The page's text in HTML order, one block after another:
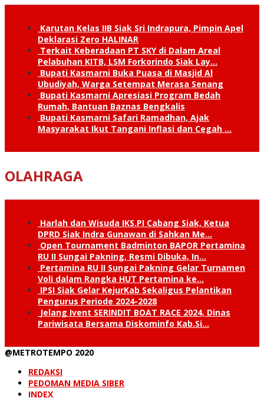
Karutan Kelas IIB Siak Sri Indrapura, Pimpin Apel
Deklarasi Zero HALINAR
Terkait Keberadaan PT SKY di Dalam Areal
Pelabuhan KITB, LSM Forkorindo Siak Lay…
Bupati Kasmarni Buka Puasa di Masjid Al
Ubudiyah, Warga Setempat Merasa Senang
Bupati Kasmarni Apresiasi Program Bedah
Rumah, Bantuan Baznas Bengkalis
Bupati Kasmarni Safari Ramadhan, Ajak
Masyarakat Ikut Tangani Inflasi dan Cegah …
OLAHRAGA
Harlah dan Wisuda IKS.PI Cabang Siak, Ketua
DPRD Siak Indra Gunawan di Sahkan Me…
Open Tournament Badminton BAPOR Pertamina
RU II Sungai Pakning, Resmi Dibuka, In…
Pertamina RU II Sungai Pakning Gelar Turnamen
Voli dalam Rangka HUT Pertamina ke…
IPSI Siak Gelar KejurKab Sekaligus Pelantikan
Pengurus Periode 2024-2028
Jelang Ivent SERINDIT BOAT RACE 2024, Dinas
Pariwisata Bersama Diskominfo Kab.Si…
@METROTEMPO 2020
REDAKSI
PEDOMAN MEDIA SIBER
INDEX